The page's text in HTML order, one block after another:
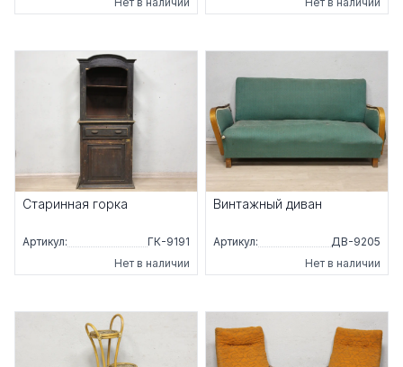
Старинная горка
Артикул:
ГК-9191
Нет в наличии
Винтажный диван
Артикул:
ДВ-9205
Нет в наличии